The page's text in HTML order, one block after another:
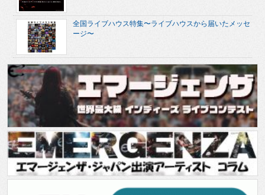
全国ライブハウス特集〜ライブハウスから届いたメッセ
ージ〜